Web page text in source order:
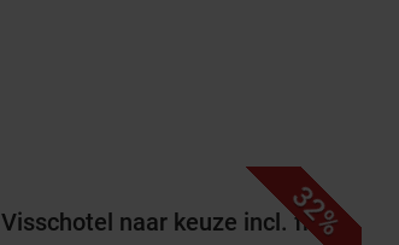
32%
Visschotel naar keuze incl. friet